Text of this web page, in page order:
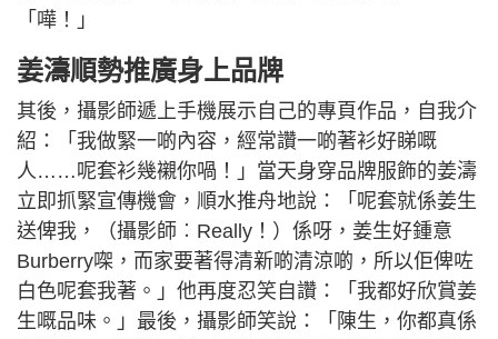
「嘩！」
姜濤順勢推廣身上品牌
其後，攝影師遞上手機展示自己的專頁作品，自我介
紹：「我做緊一啲內容，經常讚一啲著衫好睇嘅
人……呢套衫幾襯你喎！」當天身穿品牌服飾的姜濤
立即抓緊宣傳機會，順水推舟地說：「呢套就係姜生
送俾我，（攝影師︰Really！）係呀，姜生好鍾意
Burberry㗎，而家要著得清新啲清涼啲，所以佢俾咗
白色呢套我著。」他再度忍笑自讚：「我都好欣賞姜
生嘅品味。」最後，攝影師笑說：「陳生，你都真係